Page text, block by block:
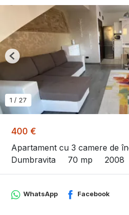
400 €
Apartament cu 3 camere de
Dumbravita
70 mp 2008
1 / 27
Previous
WhatsApp Facebook